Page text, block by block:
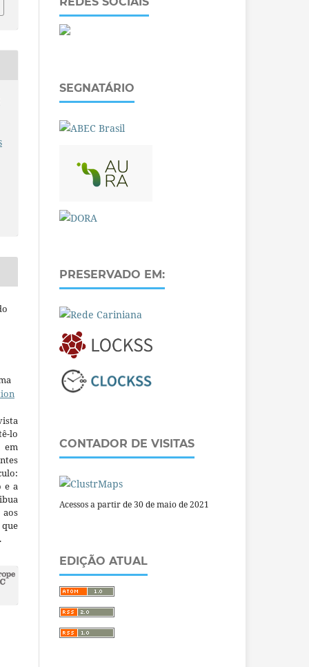
lo
em
e a
SEGNATÁRIO
PRESERVADO EM:
CONTADOR DE VISITAS
Acessos a partir de 30 de maio de 2021
EDIÇÃO ATUAL